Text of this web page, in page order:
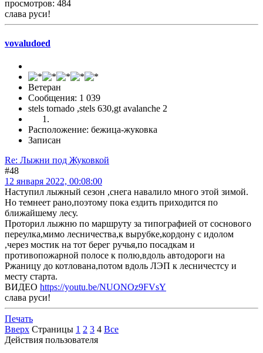
просмотров: 484
слава руси!
vovaludoed
Ветеран
Сообщения: 1 039
stels tornado ,stels 630,gt avalanche 2
Расположение: бежица-жуковка
Записан
Re: Лыжни под Жуковкой
#48
12 января 2022, 00:08:00
Наступил лыжный сезон ,снега навалило много этой зимой.
Но темнеет рано,поэтому пока ездить приходится по
ближайшему лесу.
Проторил лыжню по маршруту за типографией от соснового
переулка,мимо лесничества,к вырубке,кордону с идолом
,через мостик на тот берег ручья,по посадкам и
противопожарной полосе к полю,вдоль автодороги на
Ржаницу до котлована,потом вдоль ЛЭП к лесничестсу и
месту старта.
ВИДЕО https://youtu.be/NUONOz9FVsY
слава руси!
Печать
Вверх Страницы 1 2 3 4 Все
Действия пользователя